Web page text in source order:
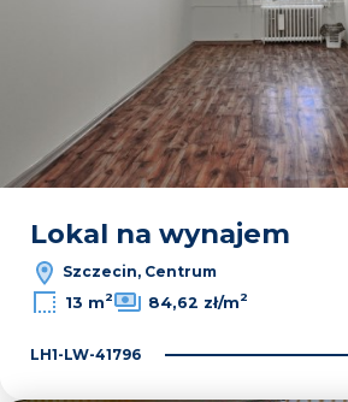
Lokal na wynajem
Szczecin, Centrum
13 m2 84,62 zł/m2
LH1-LW-41796